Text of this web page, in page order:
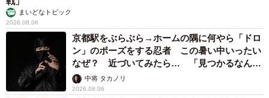
まいどなトピック
2026.08.06
京都駅をぶらぶら→ホームの隅に何やら「ドロ
ン」のポーズをする忍者 この暑い中いったい
なぜ？ 近づいてみたら… 「見つかるなんて
未熟」中将 タカノリ
2026.08.06